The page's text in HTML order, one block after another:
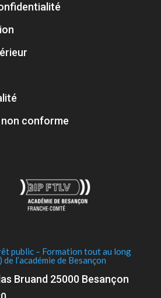
conforme
public – Formation tout au long
l’académie de Besançon
Bruand 25000 Besançon